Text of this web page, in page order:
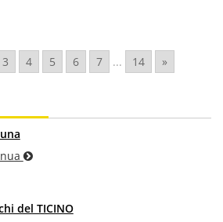
3 4 5 6 7 ... 14 »
del TICINO